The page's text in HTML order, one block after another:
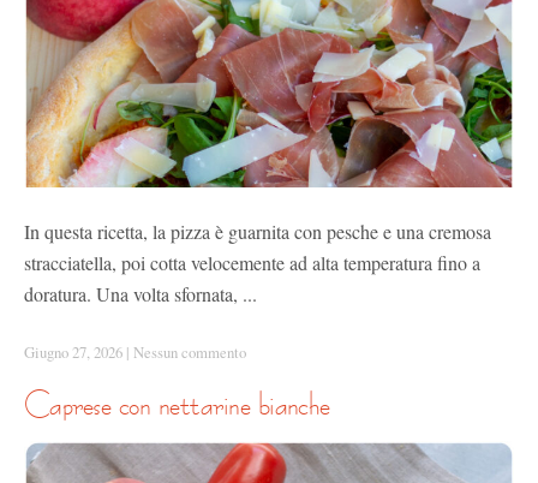
In questa ricetta, la pizza è guarnita con pesche e una cremosa
stracciatella, poi cotta velocemente ad alta temperatura fino a
doratura. Una volta sfornata, ...
Giugno 27, 2026 | Nessun commento
caprese con nettarine bianche